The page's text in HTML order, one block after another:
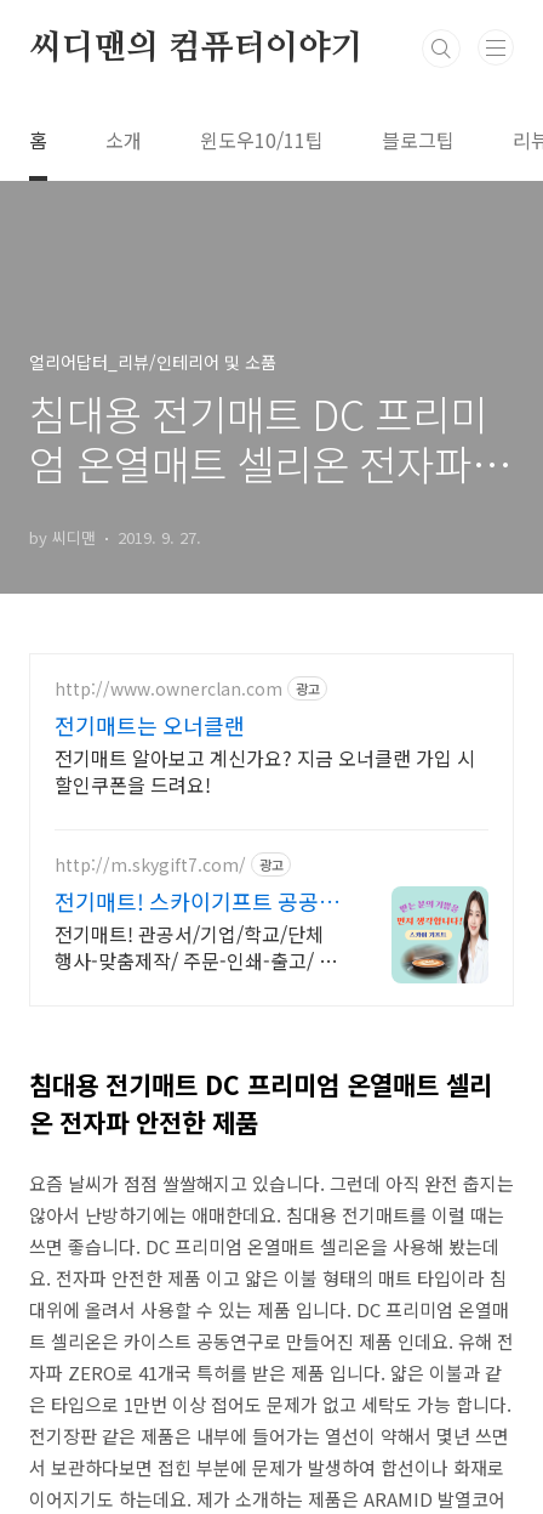
씨디맨의 컴퓨터이야기
홈 소개 윈도우10/11팁 블로그팁 리
얼리어답터_리뷰/인테리어 및 소품
침대용 전기매트 DC 프리미
엄 온열매트 셀리온 전자파
by 씨디맨 2019. 9. 27.
http://www.ownerclan.com 광고
전기매트는 오너클랜
전기매트 알아보고 계신가요? 지금 오너클랜 가입 시
할인쿠폰을 드려요!
http://m.skygift7.com/ 광고
전기매트! 스카이기프트 공공기
관 우선구매 대상기업
전기매트! 관공서/기업/학교/단체
행사-맞춤제작/ 주문-인쇄-출고/ 가
침대용 전기매트 DC 프리미엄 온열매트 셀리
온 전자파 안전한 제품
요즘 날씨가 점점 쌀쌀해지고 있습니다. 그런데 아직 완전 춥지는
않아서 난방하기에는 애매한데요. 침대용 전기매트를 이럴 때는
쓰면 좋습니다. DC 프리미엄 온열매트 셀리온을 사용해 봤는데
요. 전자파 안전한 제품 이고 얇은 이불 형태의 매트 타입이라 침
대위에 올려서 사용할 수 있는 제품 입니다. DC 프리미엄 온열매
트 셀리온은 카이스트 공동연구로 만들어진 제품 인데요. 유해 전
자파 ZERO로 41개국 특허를 받은 제품 입니다. 얇은 이불과 같
은 타입으로 1만번 이상 접어도 문제가 없고 세탁도 가능 합니다.
전기장판 같은 제품은 내부에 들어가는 열선이 약해서 몇년 쓰면
서 보관하다보면 접힌 부분에 문제가 발생하여 합선이나 화재로
이어지기도 하는데요. 제가 소개하는 제품은 ARAMID 발열코어